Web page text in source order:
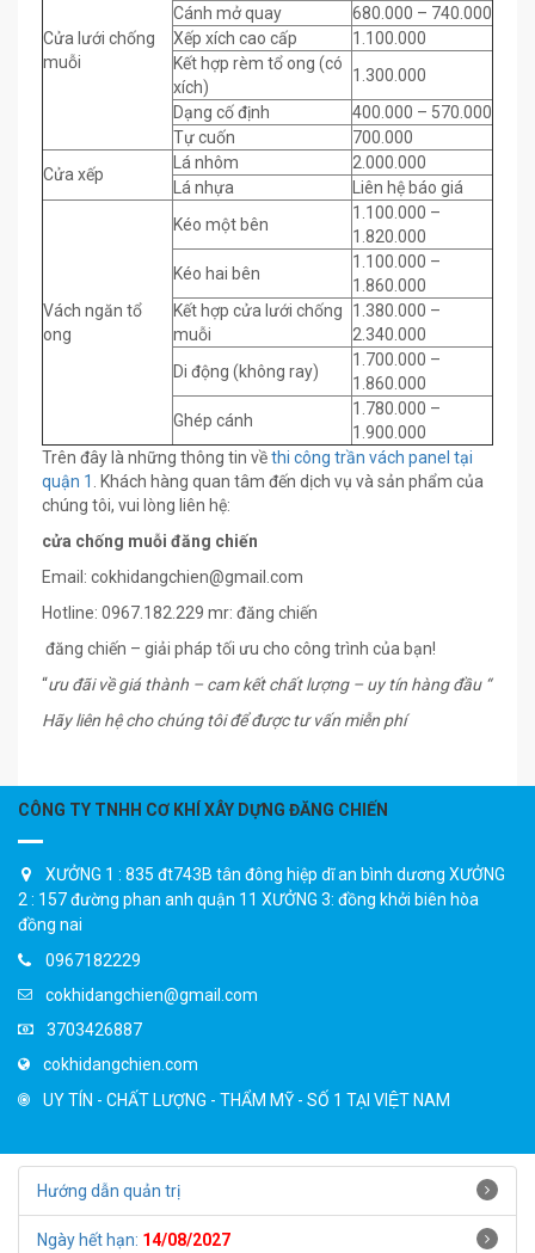
Cửa lưới chống
muỗi
Cánh mở quay
680.000 – 740.000
Xếp xích cao cấp
1.100.000
Kết hợp rèm tổ ong (có
xích)
1.300.000
Dạng cố định
400.000 – 570.000
Tự cuốn
700.000
Cửa xếp
Lá nhôm
2.000.000
Lá nhựa
Liên hệ báo giá
Vách ngăn tổ
ong
Kéo một bên
1.100.000 –
1.820.000
Kéo hai bên
1.100.000 –
1.860.000
Kết hợp cửa lưới chống
muỗi
1.380.000 –
2.340.000
Di động (không ray)
1.700.000 –
1.860.000
Ghép cánh
1.780.000 –
1.900.000
Trên đây là những thông tin vềthi công trần vách panel tại
quận 1 . Khách hàng quan tâm đến dịch vụ và sản phẩm của
chúng tôi, vui lòng liên hệ:
cửa chống muỗi đăng chiến
Email: cokhidangchien@gmail.com
Hotline: 0967.182.229 mr: đăng chiến
đăng chiến – giải pháp tối ưu cho công trình của bạn!
“ưu đãi về giá thành – cam kết chất lượng – uy tín hàng đầu “
Hãy liên hệ cho chúng tôi để được tư vấn miễn phí
CÔNG TY TNHH CƠ KHÍ XÂY DỰNG ĐĂNG CHIẾN
XƯỞNG 1 : 835 đt743B tân đông hiệp dĩ an bình dương XƯỞNG
2 : 157 đường phan anh quận 11 XƯỞNG 3: đồng khởi biên hòa
đồng nai
0967182229
cokhidangchien@gmail.com
3703426887
cokhidangchien.com
UY TÍN - CHẤT LƯỢNG - THẨM MỸ - SỐ 1 TẠI VIỆT NAM
Hướng dẫn quản trị
Ngày hết hạn: 14/08/2027